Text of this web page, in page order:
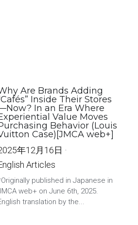
Are Brands Adding
Inside Their Stores
In an Era Where
Value Moves
Behavior (Louis
Case)[JMCA web+]
年12月16日 ·
Articles
published in Japanese in
web+ on June 6th, 2025.
translation by the...